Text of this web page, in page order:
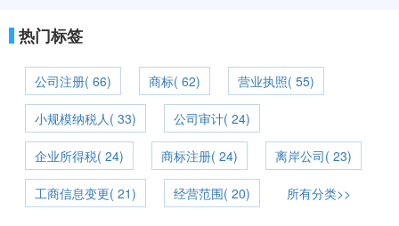
热门标签
公司注册( 66) 商标( 62) 营业执照( 55)
小规模纳税人( 33) 公司审计( 24)
企业所得税( 24) 商标注册( 24) 离岸公司( 23)
工商信息变更( 21) 经营范围( 20) 所有分类>>